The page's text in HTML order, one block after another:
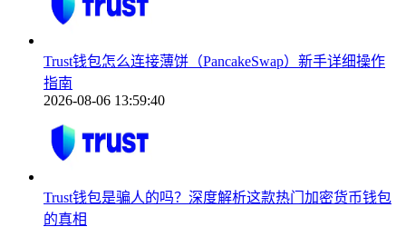
Trust钱包怎么连接薄饼（PancakeSwap）新手详细操作
指南
2026-08-06 13:59:40
Trust钱包是骗人的吗？深度解析这款热门加密货币钱包
的真相